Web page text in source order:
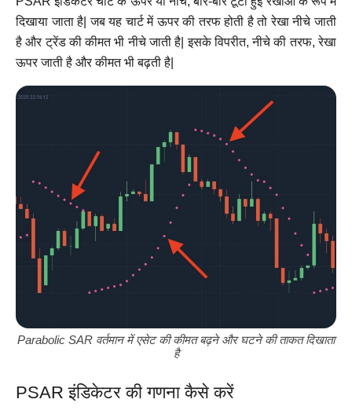
दिखाया जाता है| जब यह चार्ट में ऊपर की तरफ होती है तो रेखा नीचे जाती
है और ट्रेंड की कीमत भी नीचे जाती है| इसके विपरीत, नीचे की तरफ, रेखा
ऊपर जाती है और कीमत भी बढ़ती है|
Parabolic SAR वर्तमान में एसेट की कीमत बढ़ने और घटने की ताकत दिखाता
है
PSAR इंडिकेटर की गणना कैसे करें